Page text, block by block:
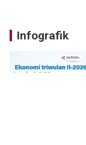
Infografik